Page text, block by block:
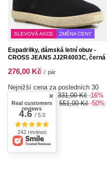
SLEVOVÁ AKCE ZMĚNA CENY
Espadrilky, dámská letní obuv -
CROSS JEANS JJ2R4003C, černá
276,00 Kč / pár
Nejnižší cena za posledních 30
dnů před slevou: 331,00 Kč -16%
Standardní cena: 551,00 Kč -50%
VELIKOST: 37
Real customers
reviews
4.6/ 5.0
242 reviews